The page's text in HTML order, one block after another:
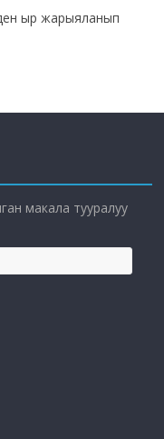
ыр жарыяланып
макала тууралуу